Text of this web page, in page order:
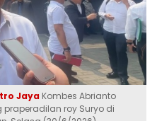
Jaya Kombes Abrianto
roy Suryo di